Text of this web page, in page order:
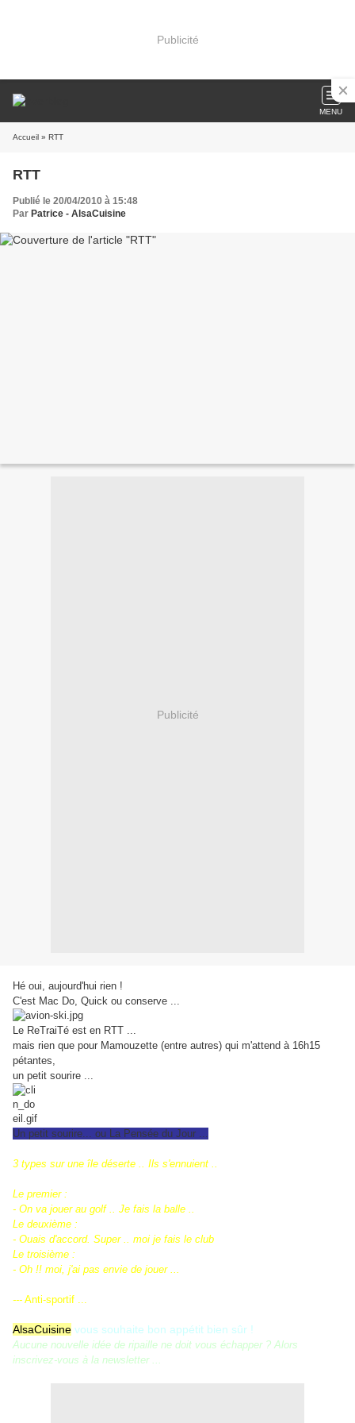
Publicité
MENU
Accueil » RTT
RTT
Publié le 20/04/2010 à 15:48
Par Patrice - AlsaCuisine
Publicité
Hé oui, aujourd'hui rien !
C'est Mac Do, Quick ou conserve ...
Le ReTraiTé est en RTT ...
mais rien que pour Mamouzette (entre autres) qui m'attend à 16h15
pétantes,
un petit sourire ...
Un petit sourire... ou La Pensée du Jour ...
3 types sur une île déserte .. Ils s'ennuient ..
Le premier :
- On va jouer au golf .. Je fais la balle ..
Le deuxième :
- Ouais d'accord. Super .. moi je fais le club
Le troisième :
- Oh !! moi, j'ai pas envie de jouer ...
--- Anti-sportif ...
AlsaCuisine vous souhaite bon appétit bien sûr !
Aucune nouvelle idée de ripaille ne doit vous échapper ? Alors
inscrivez-vous à la newsletter ...